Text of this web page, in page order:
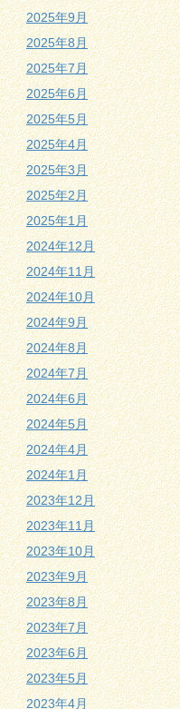
2025年9月
2025年8月
2025年7月
2025年6月
2025年5月
2025年4月
2025年3月
2025年2月
2025年1月
2024年12月
2024年11月
2024年10月
2024年9月
2024年8月
2024年7月
2024年6月
2024年5月
2024年4月
2024年1月
2023年12月
2023年11月
2023年10月
2023年9月
2023年8月
2023年7月
2023年6月
2023年5月
2023年4月